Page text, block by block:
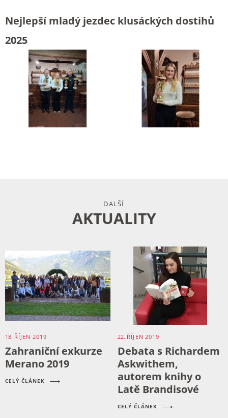
Nejlepší mladý jezdec klusáckých dostihů
2025
DALŠÍ
AKTUALITY
18. ŘÍJEN 2019
Zahraniční exkurze
Merano 2019
CELÝ ČLÁNEK
22. ŘÍJEN 2019
Debata s Richardem
Askwithem,
autorem knihy o
Latě Brandisové
CELÝ ČLÁNEK